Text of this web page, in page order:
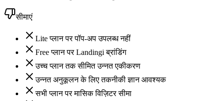
सीमाएं
Lite प्लान पर पॉप-अप उपलब्ध नहीं
Free प्लान पर Landingi ब्रांडिंग
उच्च प्लान तक सीमित उन्नत एकीकरण
उन्नत अनुकूलन के लिए तकनीकी ज्ञान आवश्यक
सभी प्लान पर मासिक विज़िटर सीमा